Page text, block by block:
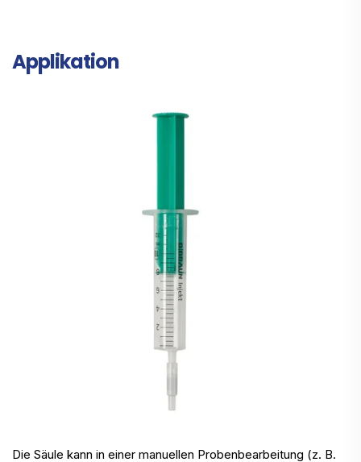
Applikation
Die Säule kann in einer manuellen Probenbearbeitung (z. B.